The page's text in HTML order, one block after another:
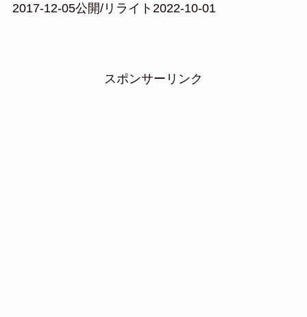
2017-12-05公開/リライト2022-10-01
スポンサーリンク